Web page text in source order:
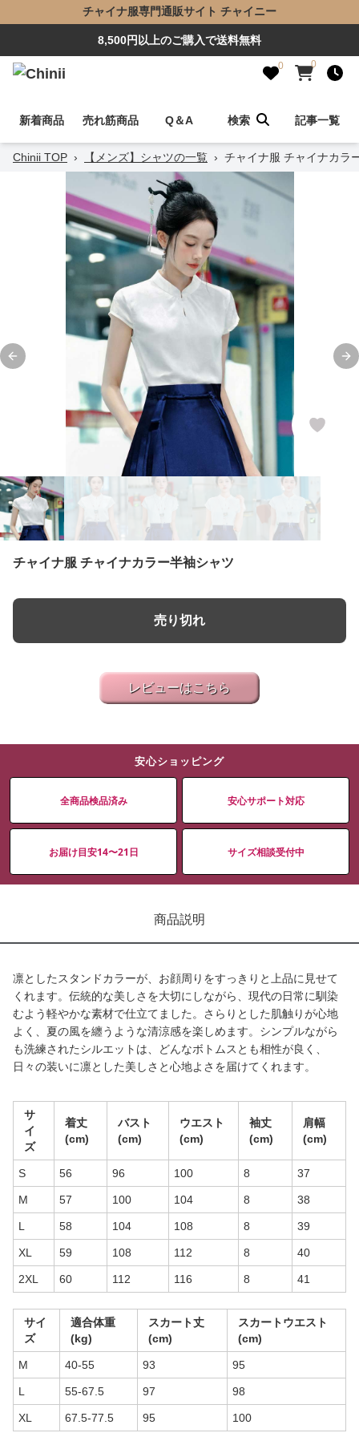
チャイナ服専門通販サイト チャイニー
8,500円以上のご購入で送料無料
0 0
新着商品 売れ筋商品 Q＆A 検索 記事一覧
Chinii TOP › 【メンズ】シャツの一覧 › チャイナ服 チャイナカラ
Previous slide
チャイナ服 チャイナカラー半袖シャツ
売り切れ
レビューはこちら
安心ショッピング
全商品検品済み 安心サポート対応
お届け目安14〜21日 サイズ相談受付中
商品説明
凛としたスタンドカラーが、お顔周りをすっきりと上品に見せて
くれます。伝統的な美しさを大切にしながら、現代の日常に馴染
むよう軽やかな素材で仕立てました。さらりとした肌触りが心地
よく、夏の風を纏うような清涼感を楽しめます。シンプルながら
も洗練されたシルエットは、どんなボトムスとも相性が良く、
日々の装いに凛とした美しさと心地よさを届けてくれます。
サ
イ
ズ
着丈
(cm)
バスト
(cm)
ウエスト
(cm)
袖丈
(cm)
肩幅
(cm)
S 56 96 100 8 37
M 57 100 104 8 38
L 58 104 108 8 39
XL 59 108 112 8 40
2XL 60 112 116 8 41
サイ
ズ
適合体重
(kg)
スカート丈
(cm)
スカートウエスト
(cm)
M 40-55 93 95
L 55-67.5 97 98
XL 67.5-77.5 95 100